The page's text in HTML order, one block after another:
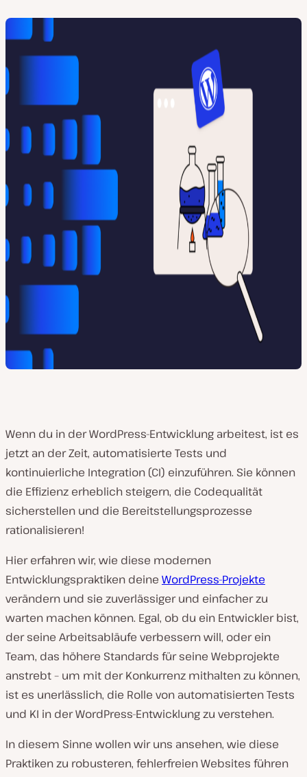
Wenn du in der WordPress-Entwicklung arbeitest, ist es
jetzt an der Zeit, automatisierte Tests und
kontinuierliche Integration (CI) einzuführen. Sie können
die Effizienz erheblich steigern, die Codequalität
sicherstellen und die Bereitstellungsprozesse
rationalisieren!
Hier erfahren wir, wie diese modernen
Entwicklungspraktiken deine WordPress-Projekte
verändern und sie zuverlässiger und einfacher zu
warten machen können. Egal, ob du ein Entwickler bist,
der seine Arbeitsabläufe verbessern will, oder ein
Team, das höhere Standards für seine Webprojekte
anstrebt – um mit der Konkurrenz mithalten zu können,
ist es unerlässlich, die Rolle von automatisierten Tests
und KI in der WordPress-Entwicklung zu verstehen.
In diesem Sinne wollen wir uns ansehen, wie diese
Praktiken zu robusteren, fehlerfreien Websites führen